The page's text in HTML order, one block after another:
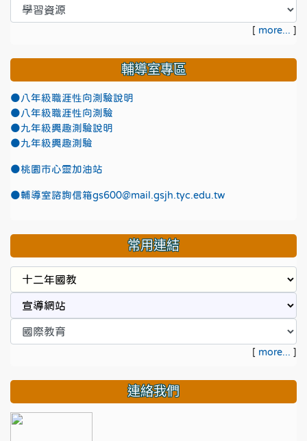
[ more... ]
輔導室專區
●八年級職涯性向測驗說明
●八年級職涯性向測驗
●九年級興趣測驗說明
●九年級興趣測驗
●桃園市心靈加油站
●輔導室諮詢信箱gs600@mail.gsjh.tyc.edu.tw
常用連結
[ more... ]
連絡我們